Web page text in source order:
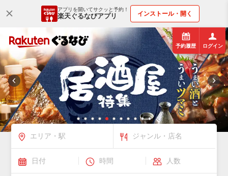
アプリを開いてサクッと予約！
楽天ぐるなびアプリ インストール・開く
予約履歴 ログイン